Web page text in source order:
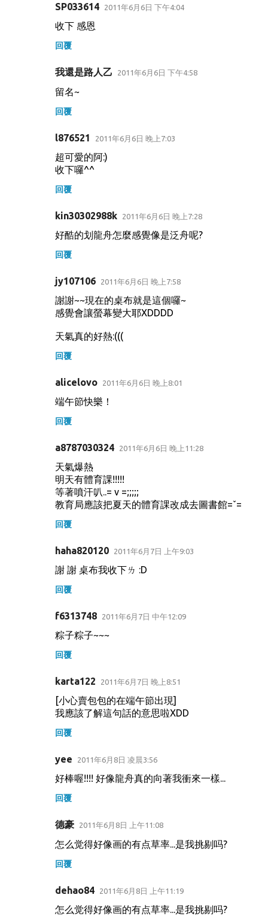
SP033614 2011年6月6日 下午4:04
收下 感恩
回覆
我還是路人乙 2011年6月6日 下午4:58
留名~
回覆
l876521 2011年6月6日 晚上7:03
超可愛的阿:)
收下囉^^
回覆
kin30302988k 2011年6月6日 晚上7:28
好酷的划龍舟怎麼感覺像是泛舟呢?
回覆
jy107106 2011年6月6日 晚上7:58
謝謝~~現在的桌布就是這個囉~
感覺會讓螢幕變大耶XDDDD
天氣真的好熱:(((
回覆
alicelovo 2011年6月6日 晚上8:01
端午節快樂！
回覆
a8787030324 2011年6月6日 晚上11:28
天氣爆熱
明天有體育課!!!!!
等著噴汗叭..= v =;;;;;
教育局應該把夏天的體育課改成去圖書館=ˇ=
回覆
haha820120 2011年6月7日 上午9:03
謝 謝 桌布我收下ㄌ :D
回覆
f6313748 2011年6月7日 中午12:09
粽子粽子~~~
回覆
karta122 2011年6月7日 晚上8:51
[小心賣包包的在端午節出現]
我應該了解這句話的意思啦XDD
回覆
yee 2011年6月8日 凌晨3:56
好棒喔!!!! 好像龍舟真的向著我衝來一樣...
回覆
德豪 2011年6月8日 上午11:08
怎么觉得好像画的有点草率...是我挑剔吗?
回覆
dehao84 2011年6月8日 上午11:19
怎么觉得好像画的有点草率...是我挑剔吗?